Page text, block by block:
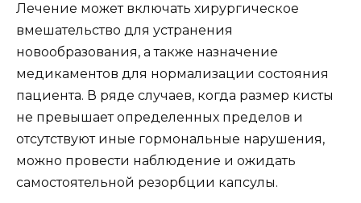
Лечение может включать хирургическое
вмешательство для устранения
новообразования, а также назначение
медикаментов для нормализации состояния
пациента. В ряде случаев, когда размер кисты
не превышает определенных пределов и
отсутствуют иные гормональные нарушения,
можно провести наблюдение и ожидать
самостоятельной резорбции капсулы.